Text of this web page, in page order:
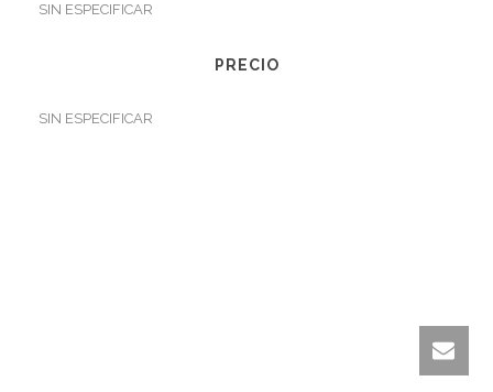
SIN ESPECIFICAR
PRECIO
SIN ESPECIFICAR